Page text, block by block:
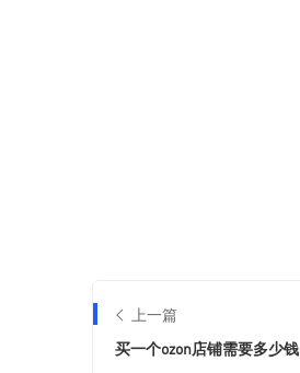
上一篇
买一个ozon店铺需要多少钱